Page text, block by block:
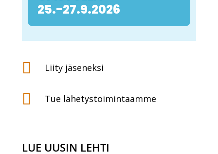
25.-27.9.2026
 Liity jäseneksi
 Tue lähetystoimintaamme
LUE UUSIN LEHTI